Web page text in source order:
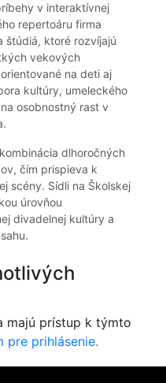
v interaktívnej
repertoáru firma
štúdiá, ktoré rozvíjajú
vekových
na deti aj
kultúry, umeleckého
osobnostný rast v
dlhoročných
čím prispieva k
scény. Sídli na Školskej
úrovňou
divadelnej kultúry a
majú prístup k týmto
pre prihlásenie.